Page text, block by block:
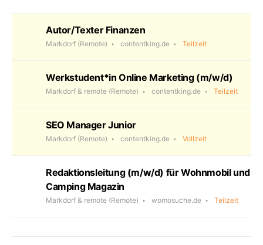
Autor/Texter Finanzen
Markdorf (Remote) contentking.de Teilzeit
Werkstudent*in Online Marketing (m/w/d)
Markdorf & remote (Remote) contentking.de Teilzeit
SEO Manager Junior
Markdorf (Remote) contentking.de Vollzeit
Redaktionsleitung (m/w/d) für Wohnmobil und
Camping Magazin
Markdorf & remote (Remote) womosuche.de Teilzeit